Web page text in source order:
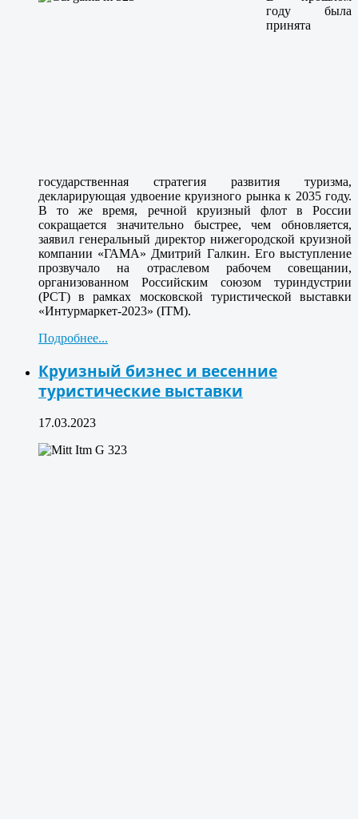
году была
принята
государственная стратегия развития туризма,
декларирующая удвоение круизного рынка к 2035 году.
В то же время, речной круизный флот в России
сокращается значительно быстрее, чем обновляется,
заявил генеральный директор нижегородской круизной
компании «ГАМА» Дмитрий Галкин. Его выступление
прозвучало на отраслевом рабочем совещании,
организованном Российским союзом туриндустрии
(РСТ) в рамках московской туристической выставки
«Интурмаркет-2023» (ITM).
Подробнее...
Круизный бизнес и весенние
туристические выставки
17.03.2023